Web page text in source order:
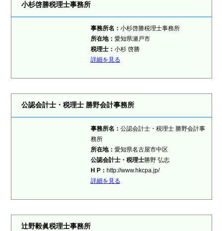
小杉啓勝税理士事務所
事務所名： 小杉啓勝税理士事務所
所在地： 愛知県瀬戸市
税理士： 小杉 啓勝
詳細を見る
公認会計士・税理士 勝野会計事務所
事務所名： 公認会計士・税理士 勝野会計事
務所
所在地： 愛知県名古屋市中区
公認会計士・税理士勝野 弘志
H P： http://www.hkcpa.jp/
詳細を見る
辻野毅眞税理士事務所